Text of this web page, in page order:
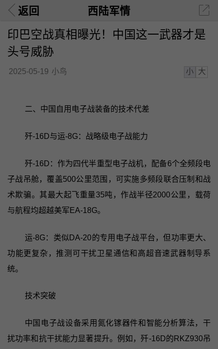
返回 西陆军情
印巴空战真相曝光！中国这一武器才是
头号威胁
2025-05-19 小鸟 小 大
二、中国自用电子战装备的技术代差
歼-16D与运-8G：战略级电子战能力
歼-16D：作为四代半重型电子战机，配备6个全频段电
子战吊舱，覆盖500公里范围，可实施多频段联合压制和战
术欺骗。其最大起飞重量35吨，作战半径2000公里，载荷
与航程均超越美军EA-18G。
运-8G：类似DA-20的专用电子战平台，但功率更大、
功能更复杂，推测可干扰卫星通信和高超音速武器制导系
统。
技术突破
中国电子战设备采用氮化镓器件和智能分析算法，干
扰功率和抗干扰能力显著提升。例如，歼-16D的RKZ930吊